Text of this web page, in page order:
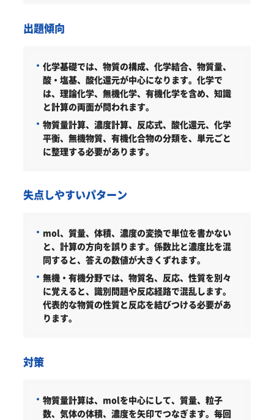
出題傾向
化学基礎では、物質の構成、化学結合、物質量、
酸・塩基、酸化還元が中心になります。化学で
は、理論化学、無機化学、有機化学を含め、知識
と計算の両面が問われます。
物質量計算、濃度計算、反応式、酸化還元、化学
平衡、無機物質、有機化合物の分類を、単元ごと
に整理する必要があります。
失点しやすいパターン
mol、質量、体積、濃度の変換で単位を書かない
と、計算の方向を誤ります。係数比と濃度比を混
同すると、答えの数値が大きくずれます。
無機・有機分野では、物質名、反応、性質を別々
に覚えると、識別問題や反応経路で混乱します。
代表的な物質の性質と反応を結びつける必要があ
ります。
対策
物質量計算は、molを中心にして、質量、粒子
数、気体の体積、濃度を矢印でつなぎます。毎回